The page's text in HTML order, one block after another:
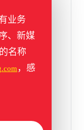
有多好，
也被曝出了
这事html5本
以防范就可
业务
、新媒
名称
，感